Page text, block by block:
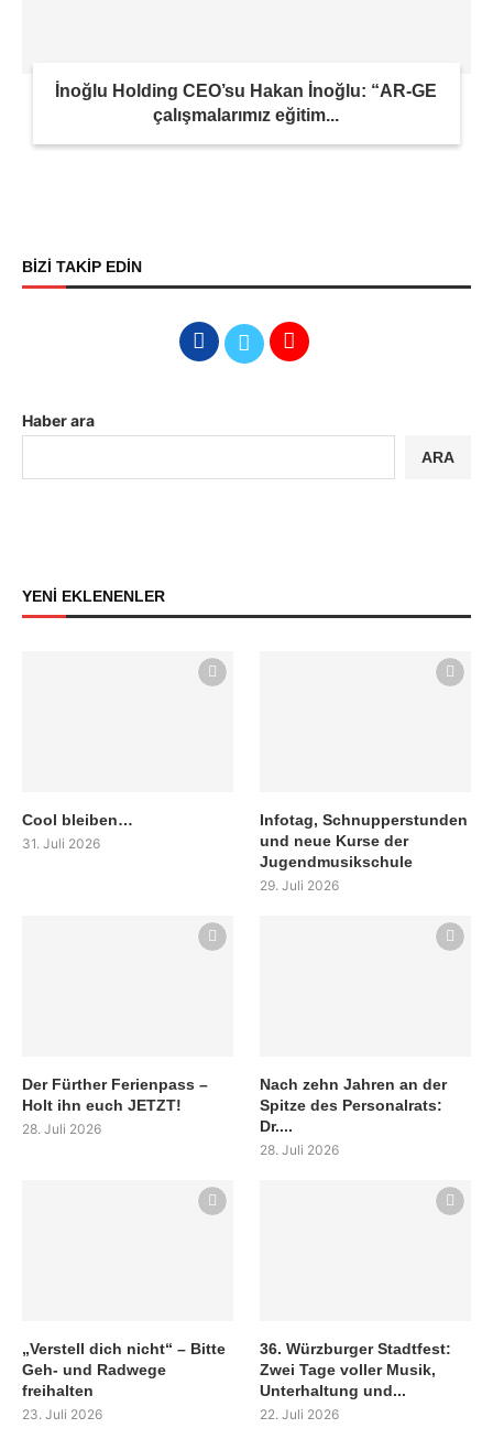
İnoğlu Holding CEO’su Hakan İnoğlu: “AR-GE
çalışmalarımız eğitim...
BİZİ TAKİP EDİN
Haber ara
ARA
YENİ EKLENENLER
Cool bleiben…
31. Juli 2026
Infotag, Schnupperstunden
und neue Kurse der
Jugendmusikschule
29. Juli 2026
Der Fürther Ferienpass –
Holt ihn euch JETZT!
28. Juli 2026
Nach zehn Jahren an der
Spitze des Personalrats:
Dr....
28. Juli 2026
„Verstell dich nicht“ – Bitte
Geh- und Radwege
freihalten
23. Juli 2026
36. Würzburger Stadtfest:
Zwei Tage voller Musik,
Unterhaltung und...
22. Juli 2026